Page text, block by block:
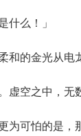
么！」
的金光从电
虚空之中，无
为可怕的是，